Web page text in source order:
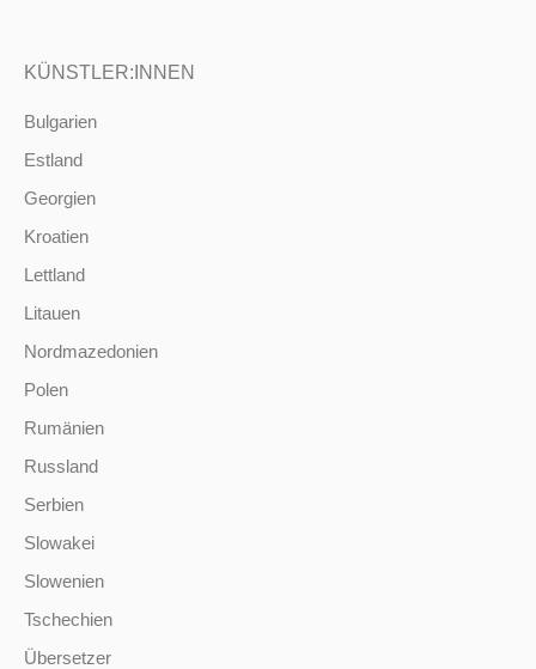
KÜNSTLER:INNEN
Bulgarien
Estland
Georgien
Kroatien
Lettland
Litauen
Nordmazedonien
Polen
Rumänien
Russland
Serbien
Slowakei
Slowenien
Tschechien
Übersetzer